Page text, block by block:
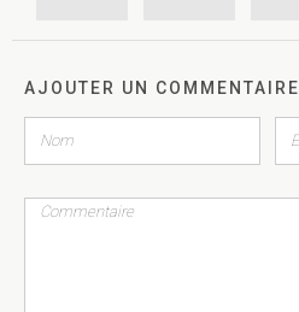
AJOUTER UN COMMENTAIRE